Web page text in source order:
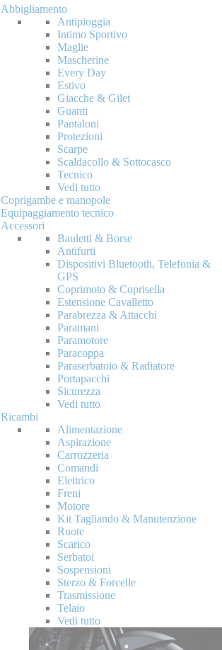
Abbigliamento
Antipioggia
Intimo Sportivo
Maglie
Mascherine
Every Day
Estivo
Giacche & Gilet
Guanti
Pantaloni
Protezioni
Scarpe
Scaldacollo & Sottocasco
Tecnico
Vedi tutto
Coprigambe e manopole
Equipaggiamento tecnico
Accessori
Bauletti & Borse
Antifurti
Dispositivi Bluetooth, Telefonia &
GPS
Coprimoto & Coprisella
Estensione Cavalletto
Parabrezza & Attacchi
Paramani
Paramotore
Paracoppa
Paraserbatoio & Radiatore
Portapacchi
Sicurezza
Vedi tutto
Ricambi
Alimentazione
Aspirazione
Carrozzeria
Comandi
Elettrico
Freni
Motore
Kit Tagliando & Manutenzione
Ruote
Scarico
Serbatoi
Sospensioni
Sterzo & Forcelle
Trasmissione
Telaio
Vedi tutto